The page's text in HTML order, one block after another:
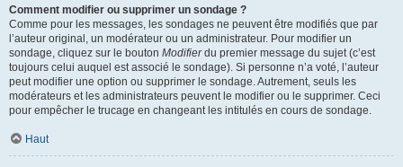
Comment modifier ou supprimer un sondage ?
Comme pour les messages, les sondages ne peuvent être modifiés que par
l’auteur original, un modérateur ou un administrateur. Pour modifier un
sondage, cliquez sur le bouton Modifierdu premier message du sujet (c’est
toujours celui auquel est associé le sondage). Si personne n’a voté, l’auteur
peut modifier une option ou supprimer le sondage. Autrement, seuls les
modérateurs et les administrateurs peuvent le modifier ou le supprimer. Ceci
pour empêcher le trucage en changeant les intitulés en cours de sondage.
Haut